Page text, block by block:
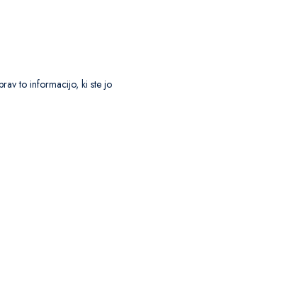
to informacijo, ki ste jo